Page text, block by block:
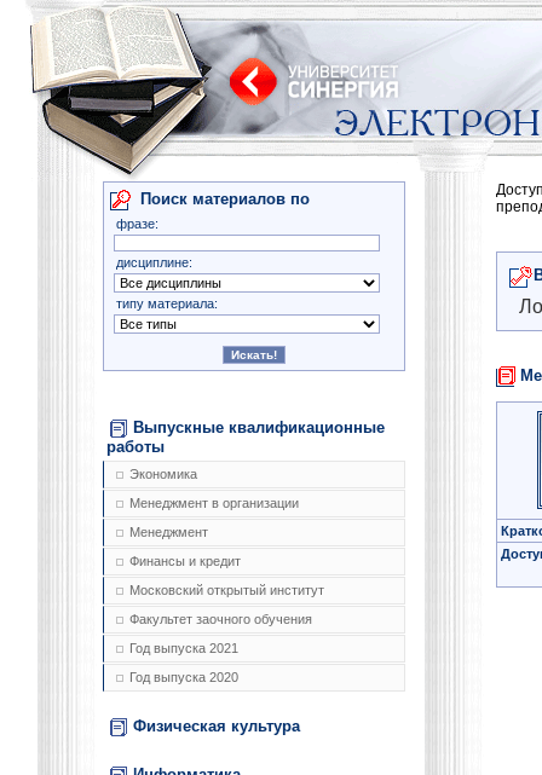
Поиск материалов по
фразе:
дисциплине:
типу материала:
Выпускные квалификационные
работы
Экономика
Менеджмент в организации
Менеджмент
Финансы и кредит
Московский открытый институт
Факультет заочного обучения
Год выпуска 2021
Год выпуска 2020
Физическая культура